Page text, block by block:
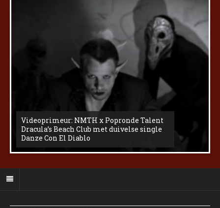
Videoprimeur: NMTH x Popronde Talent
Dracula’s Beach Club met duivelse single
Danze Con El Diablo